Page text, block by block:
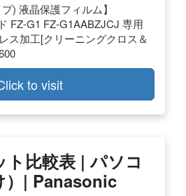
) 液晶保護フィルム】
FZ-G1 FZ-G1AABZJCJ 専用
ス加工[クリーニングクロス＆
to visit
ト比較表 | パソコ
）| Panasonic